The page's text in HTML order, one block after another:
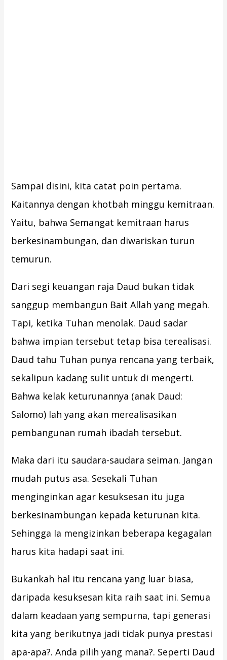
Sampai disini, kita catat poin pertama.
Kaitannya dengan khotbah minggu kemitraan.
Yaitu, bahwa Semangat kemitraan harus
berkesinambungan, dan diwariskan turun
temurun.
Dari segi keuangan raja Daud bukan tidak
sanggup membangun Bait Allah yang megah.
Tapi, ketika Tuhan menolak. Daud sadar
bahwa impian tersebut tetap bisa terealisasi.
Daud tahu Tuhan punya rencana yang terbaik,
sekalipun kadang sulit untuk di mengerti.
Bahwa kelak keturunannya (anak Daud:
Salomo) lah yang akan merealisasikan
pembangunan rumah ibadah tersebut.
Maka dari itu saudara-saudara seiman. Jangan
mudah putus asa. Sesekali Tuhan
menginginkan agar kesuksesan itu juga
berkesinambungan kepada keturunan kita.
Sehingga Ia mengizinkan beberapa kegagalan
harus kita hadapi saat ini.
Bukankah hal itu rencana yang luar biasa,
daripada kesuksesan kita raih saat ini. Semua
dalam keadaan yang sempurna, tapi generasi
kita yang berikutnya jadi tidak punya prestasi
apa-apa?. Anda pilih yang mana?. Seperti Daud